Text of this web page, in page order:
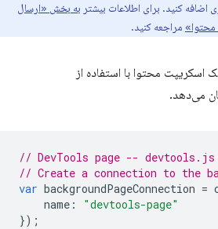
کنید. برای اطلاعات بیشتر به بخش «ارسال
مراجعه کنید.
محتوا با استفاده از
می‌دهد.
// DevTools page -- devtools.js
// Create a connection to the
var backgroundPageConnection =
name :
"devtools-page"
});